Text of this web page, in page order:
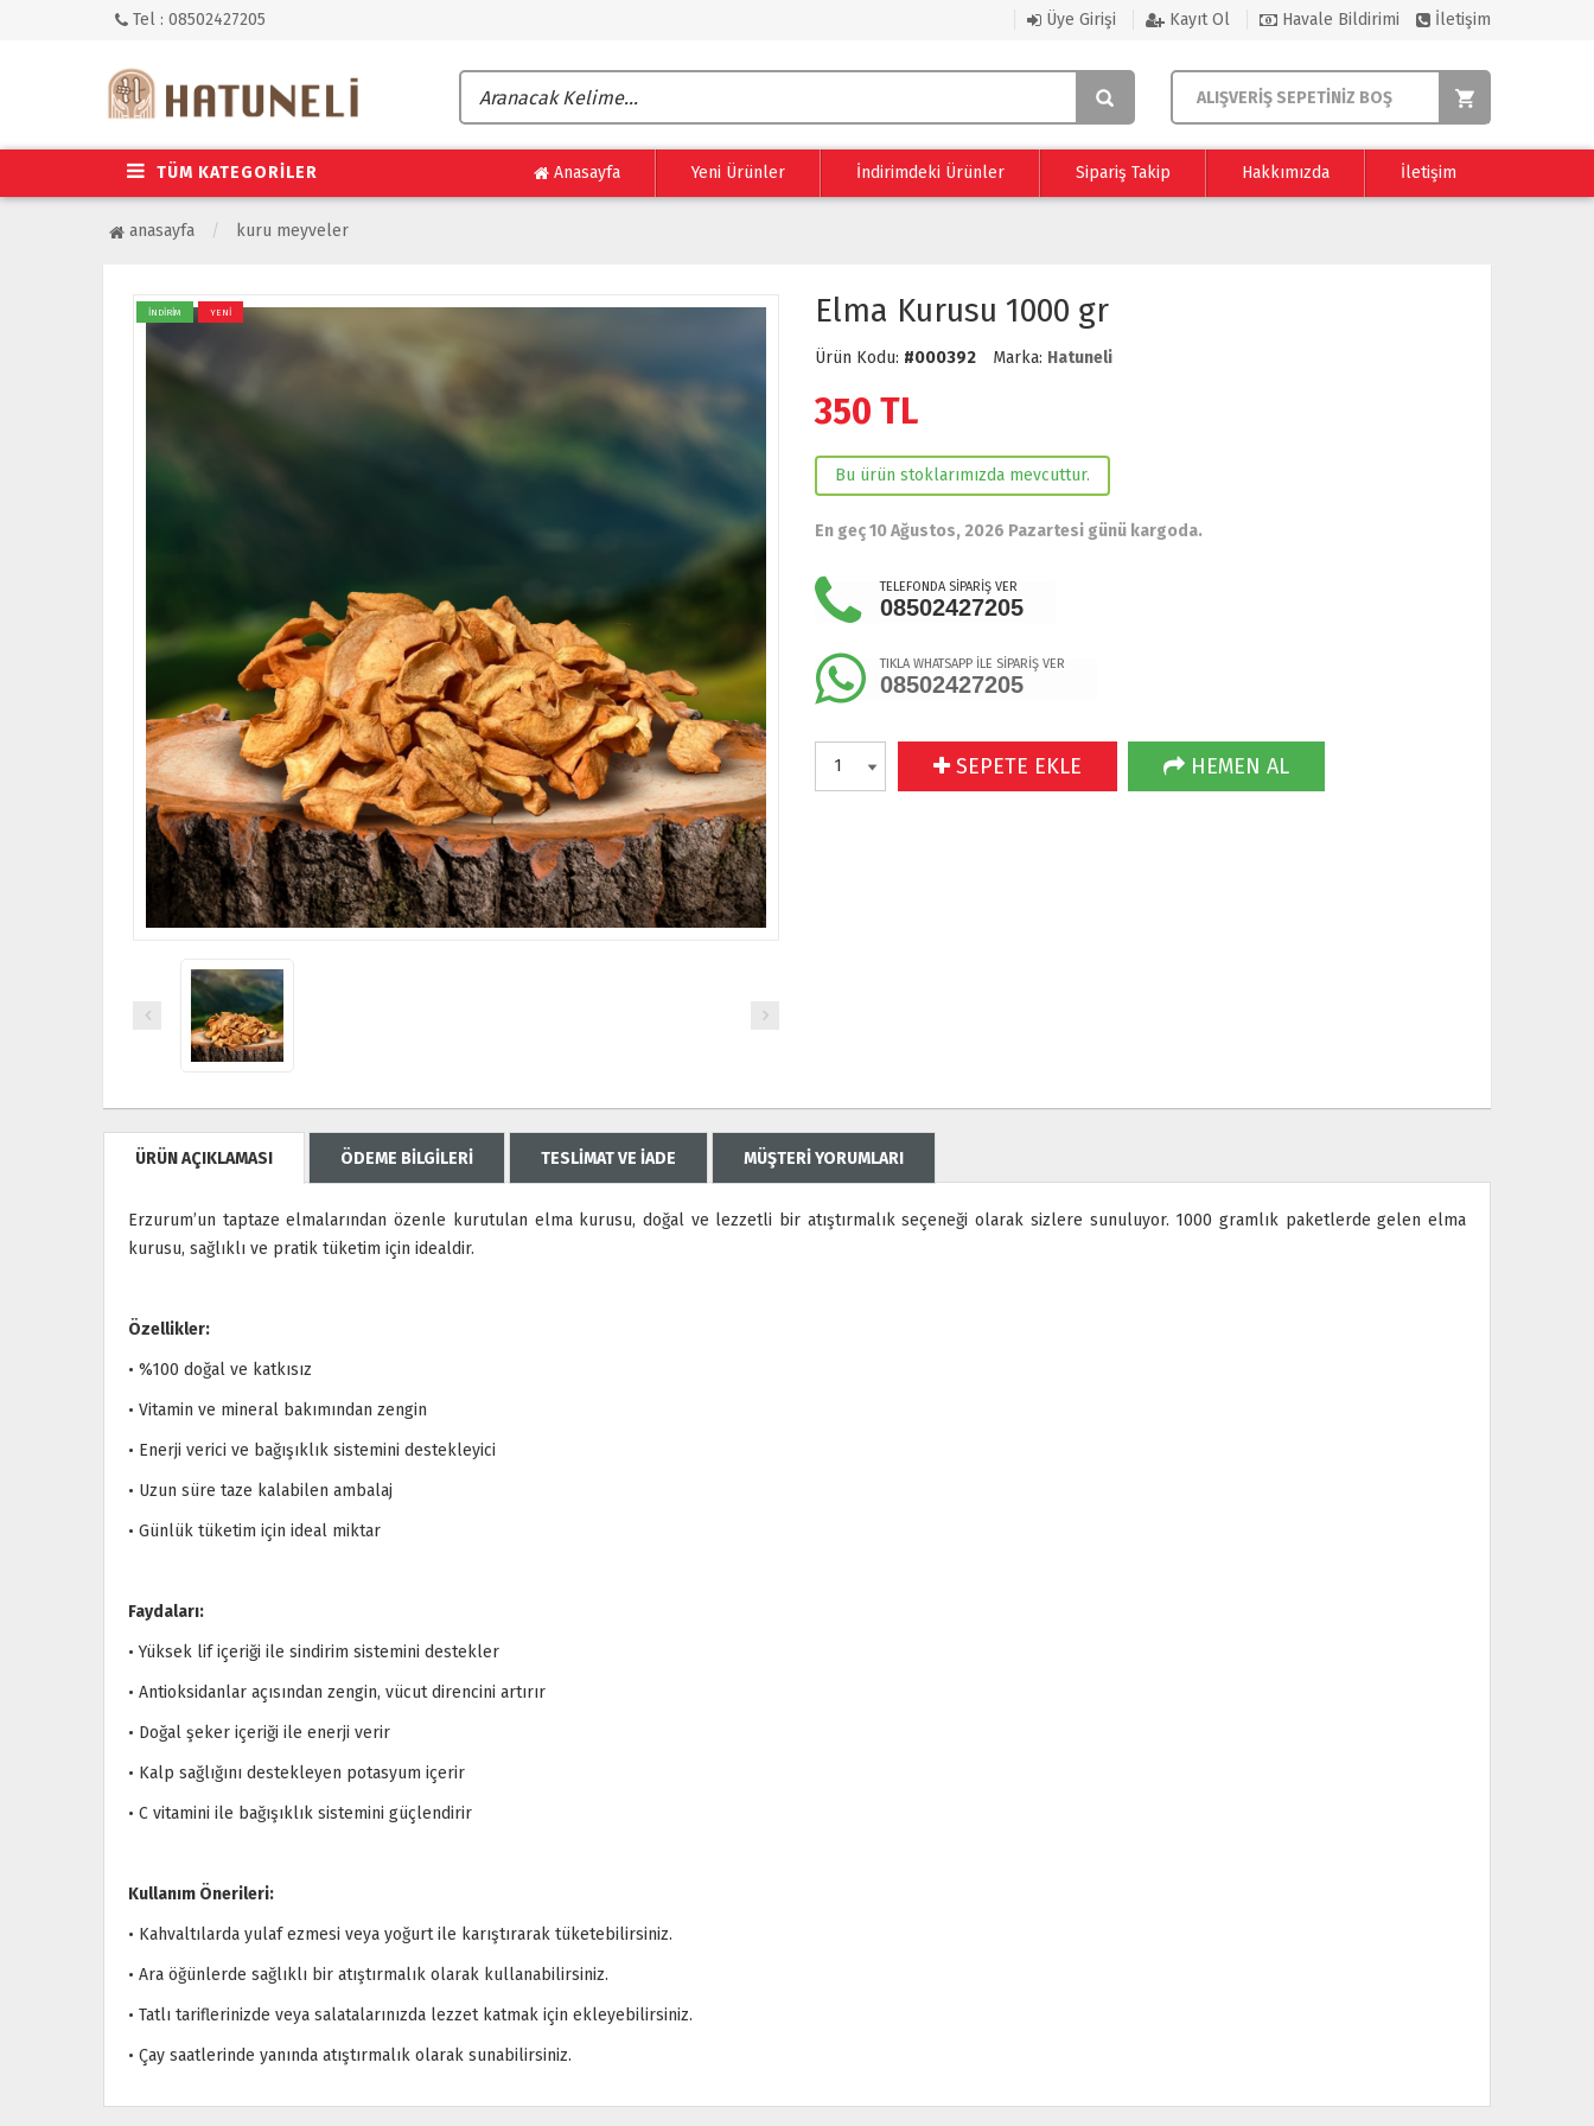
Tel : 08502427205 Üye Girişi Kayıt Ol Havale Bildirimi İletişim
ALIŞVERİŞ SEPETİNİZ BOŞ
TÜM KATEGORİLER Anasayfa Yeni Ürünler İndirimdeki Ürünler Sipariş Takip Hakkımızda İletişim
anasayfa kuru meyveler
İNDİRİM YENİ Elma Kurusu 1000 gr
Ürün Kodu: #000392 Marka: Hatuneli
350 TL
Bu ürün stoklarımızda mevcuttur.
En geç 10 Ağustos, 2026 Pazartesi günü kargoda.
TELEFONDA SİPARİŞ VER
08502427205
TIKLA WHATSAPP İLE SİPARİŞ VER
08502427205
SEPETE EKLE HEMEN AL
ÜRÜN AÇIKLAMASI ÖDEME BİLGİLERİ TESLİMAT VE İADE MÜŞTERİ YORUMLARI
Erzurum’un taptaze elmalarından özenle kurutulan elma kurusu, doğal ve lezzetli bir atıştırmalık seçeneği olarak sizlere sunuluyor. 1000 gramlık paketlerde gelen elma
kurusu, sağlıklı ve pratik tüketim için idealdir.
Özellikler:
• %100 doğal ve katkısız
• Vitamin ve mineral bakımından zengin
• Enerji verici ve bağışıklık sistemini destekleyici
• Uzun süre taze kalabilen ambalaj
• Günlük tüketim için ideal miktar
Faydaları:
• Yüksek lif içeriği ile sindirim sistemini destekler
• Antioksidanlar açısından zengin, vücut direncini artırır
• Doğal şeker içeriği ile enerji verir
• Kalp sağlığını destekleyen potasyum içerir
• C vitamini ile bağışıklık sistemini güçlendirir
Kullanım Önerileri:
• Kahvaltılarda yulaf ezmesi veya yoğurt ile karıştırarak tüketebilirsiniz.
• Ara öğünlerde sağlıklı bir atıştırmalık olarak kullanabilirsiniz.
• Tatlı tariflerinizde veya salatalarınızda lezzet katmak için ekleyebilirsiniz.
• Çay saatlerinde yanında atıştırmalık olarak sunabilirsiniz.